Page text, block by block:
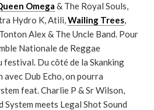
Omega & The Royal Souls,
Hydro K, Atili,Wailing Trees,
Alex & The Uncle Band. Pour
Nationale de Reggae
festival. Du côté de la Skanking
Dub Echo, on pourra
feat. Charlie P & Sr Wilson,
System meets Legal Shot Sound